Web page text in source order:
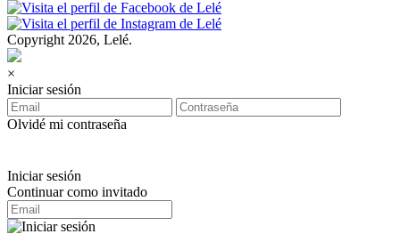
Copyright 2026, Lelé.
×
Iniciar sesión
Olvidé mi contraseña
Iniciar sesión
Continuar como invitado